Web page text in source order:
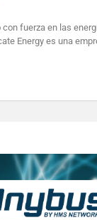
con fuerza en las
Energy es una